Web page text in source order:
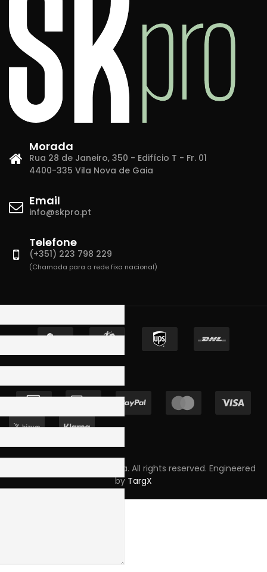
Morada
Rua 28 de Janeiro, 350 - Edifício T - Fr. 01
4400-335 Vila Nova de Gaia
Email
info@skpro.pt
Telefone
(+351) 223 798 229
(Chamada para a rede fixa nacional)
Copyright © 2023 Skpro, Lda. All rights reserved. Engineered
by TargX